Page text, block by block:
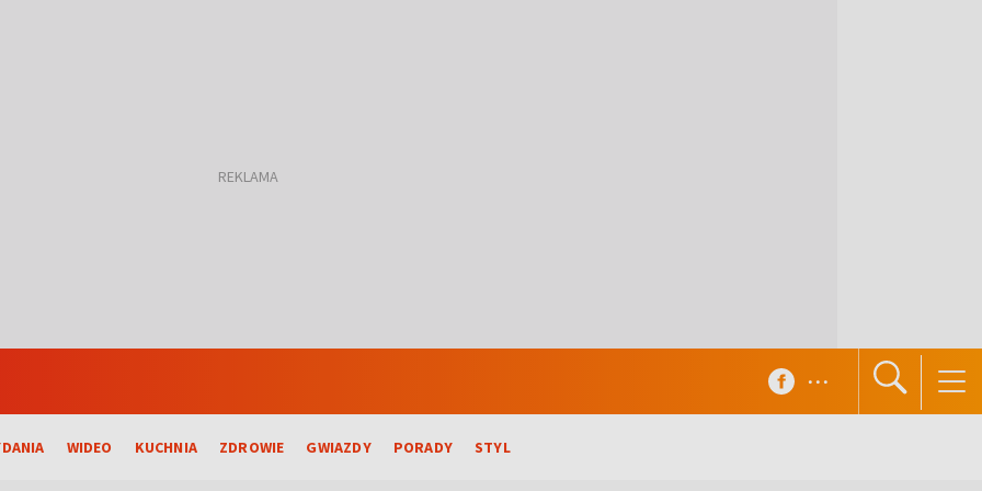
WIDEO KUCHNIA ZDROWIE GWIAZDY PORADY STYL
...